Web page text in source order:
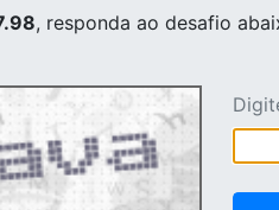
, responda ao desafio